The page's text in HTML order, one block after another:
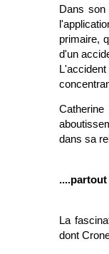
Dans son
primaire,
d'un
dans sa
La
dont